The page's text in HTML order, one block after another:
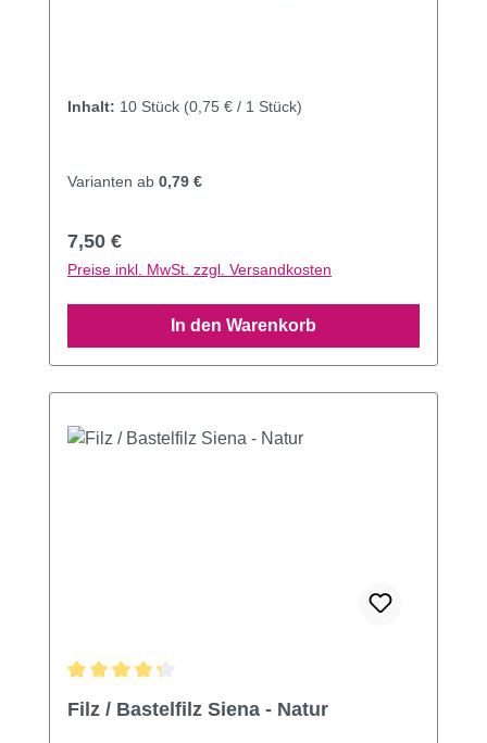
Inhalt: 10 Stück (0,75 € / 1 Stück)
Varianten ab 0,79 €
Regulärer Preis:
7,50 €
Preise inkl. MwSt. zzgl. Versandkosten
In den Warenkorb
Filz / Bastelfilz Siena - Natur